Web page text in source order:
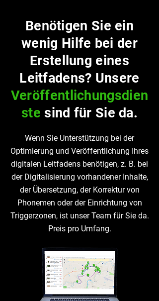
Benötigen Sie ein
wenig Hilfe bei der
Erstellung eines
Leitfadens? Unsere
Veröffentlichungsdien
ste sind für Sie da.
Wenn Sie Unterstützung bei der
Optimierung und Veröffentlichung Ihres
digitalen Leitfadens benötigen, z. B. bei
der Digitalisierung vorhandener Inhalte,
der Übersetzung, der Korrektur von
Phonemen oder der Einrichtung von
Triggerzonen, ist unser Team für Sie da.
Preis pro Umfang.